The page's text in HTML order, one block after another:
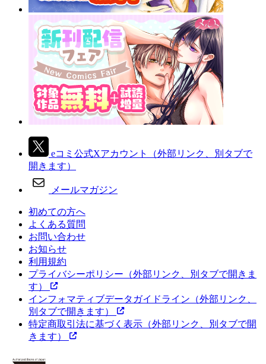
eコミ公式Xアカウント
（外部リンク、別タブで
開きます）
メールマガジン
初めての方へ
よくある質問
お問い合わせ
お知らせ
利用規約
プライバシーポリシー （外部リンク、別タブで開きま
す）
インフォマティブデータガイドライン （外部リンク、
別タブで開きます）
特定商取引法に基づく表示 （外部リンク、別タブで開
きます）